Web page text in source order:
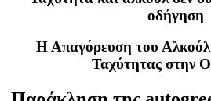
οδήγηση
Η Απαγόρευση του
Ταχύτητας στην